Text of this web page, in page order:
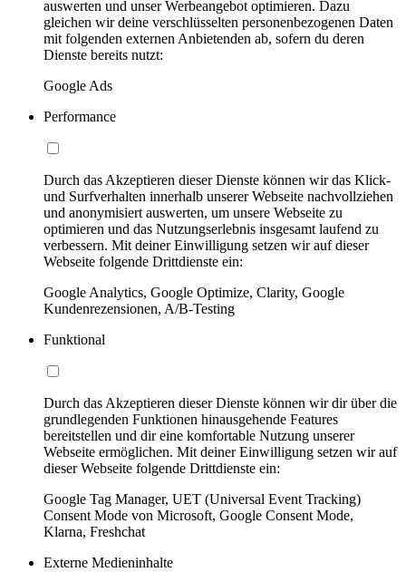
auswerten und unser Werbeangebot optimieren. Dazu
gleichen wir deine verschlüsselten personenbezogenen Daten
mit folgenden externen Anbietenden ab, sofern du deren
Dienste bereits nutzt:
Google Ads
Performance
Durch das Akzeptieren dieser Dienste können wir das Klick-
und Surfverhalten innerhalb unserer Webseite nachvollziehen
und anonymisiert auswerten, um unsere Webseite zu
optimieren und das Nutzungserlebnis insgesamt laufend zu
verbessern. Mit deiner Einwilligung setzen wir auf dieser
Webseite folgende Drittdienste ein:
Google Analytics, Google Optimize, Clarity, Google
Kundenrezensionen, A/B-Testing
Funktional
Durch das Akzeptieren dieser Dienste können wir dir über die
grundlegenden Funktionen hinausgehende Features
bereitstellen und dir eine komfortable Nutzung unserer
Webseite ermöglichen. Mit deiner Einwilligung setzen wir auf
dieser Webseite folgende Drittdienste ein:
Google Tag Manager, UET (Universal Event Tracking)
Consent Mode von Microsoft, Google Consent Mode,
Klarna, Freshchat
Externe Medieninhalte